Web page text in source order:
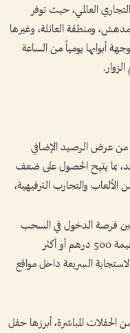
دبي التجاري العالمي، حيث توفر
ومنطقة العائلة، وغيرها
أبوابها يومياً من الساعة
من عرض الرصيد الإضافي
بما يتيح الحصول على ضعف
والتجارب الترفيهية،
فرصة الدخول في السحب
للفوز بوحدة سكنية، حيث تؤهل المشتريات بقيمة 500 درهم أو أكثر
السريعة داخل مواقع
المباشرة، أبرزها حفل